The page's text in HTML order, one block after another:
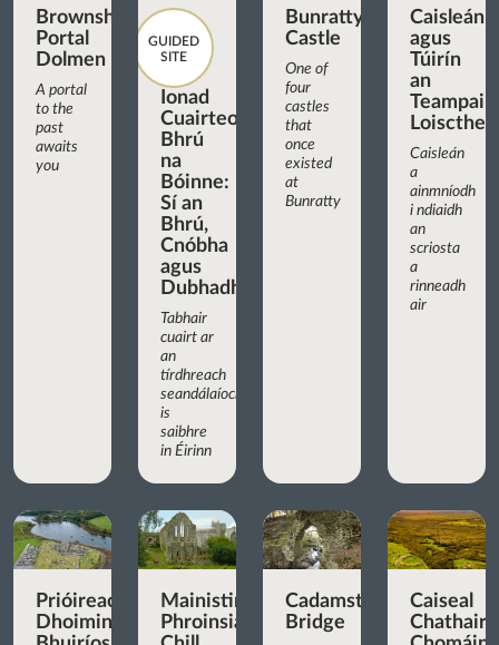
Brownshill
Portal
Dolmen
A portal
to the
past
awaits
you
GUIDED
SITE
Ionad
Cuairteoirí
Bhrú
na
Bóinne:
Sí an
Bhrú,
Cnóbha
agus
Dubhadh
Tabhair
cuairt ar
an
tírdhreach
seandálaíochta
is
saibhre
in Éirinn
Bunratty
Castle
One of
four
castles
that
once
existed
at
Bunratty
Caisleán
agus
Túirín
an
Teampaill
Loiscthe
Caisleán
a
ainmníodh
i ndiaidh
an
scriosta
a
rinneadh
air
Prióireacht
Dhoiminiceach
Mainistir
Phroinsiasach
Cadamstown
Bridge
Caiseal
Chathair